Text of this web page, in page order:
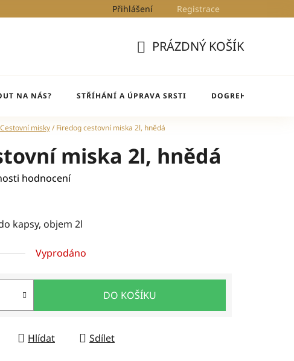
Blog DogRehab
Přihlášení Registrace
KOŠÍK
PRÁZDNÝ KOŠÍK
NA NÁS? STŘÍHÁNÍ A ÚPRAVA SRSTI DOGREHAB
Cestovní misky/ Firedog cestovní miska 2l, hnědá
miska 2l, hnědá
hodnocení
kapsy, objem 2l
Vyprodáno
DO KOŠÍKU
Hlídat Sdílet